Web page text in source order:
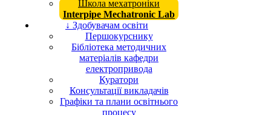
Школа мехатроніки
Interpipe Mechatronic Lab
↓ Здобувачам освіти
Першокурснику
Бібліотека методичних
матеріалів кафедри
електропривода
Куратори
Консультації викладачів
Графіки та плани освітнього
процесу